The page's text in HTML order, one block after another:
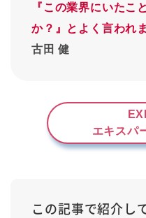
『この業界にいたこ
か？』とよく言われ
古田 健
エキスパ
この記事で紹介し